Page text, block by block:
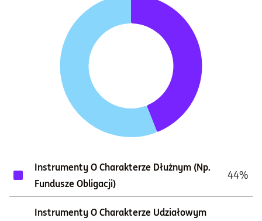
Instrumenty O Charakterze Dłużnym (np.
Fundusze Obligacji)
44%
Instrumenty O Charakterze Udziałowym